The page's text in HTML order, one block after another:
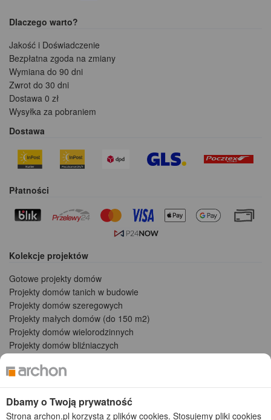
Dlaczego warto?
Jakość i Doświadczenie
Bezpłatna zgoda na zmiany
Wymiana do 90 dni
Zwrot do 30 dni
Dostawa 0 zł
Wysyłka za pobraniem
Dostawa
Płatności
Kolekcje projektów
Gotowe projekty domów
Projekty domów tanich w budowie
Projekty domów szeregowych
Projekty małych domów (do 150 m2)
Projekty domów wielorodzinnych
Projekty domów bliźniaczych
Projekty domów parterowych
2026 © ARCHON+ Biuro Projektów - Tradycyjne i nowoczesne gotowe
projekty domów - autorska pracownia architektoniczna założona w 1990r.
Dbamy o Twoją prywatność
Strona archon.pl korzysta z plików cookies. Stosujemy pliki cookies